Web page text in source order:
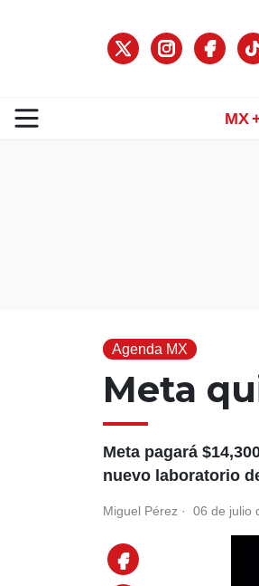
MX
Agenda MX
Meta
Meta pagará
nuevo laboratorio
Miguel Pérez · 06 de julio